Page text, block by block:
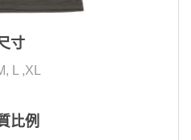
寸
L ,XL
比例